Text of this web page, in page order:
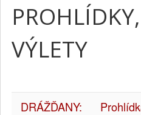
VÝLETY
DRÁŽĎANY: